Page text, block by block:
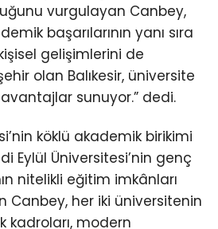
vurgulayan Canbey,
başarılarının yanı sıra
gelişimlerini de
olan Balıkesir, üniversite
sunuyor.” dedi.
köklü akademik birikimi
Eylül Üniversitesi’nin genç
nitelikli eğitim imkânları
Canbey, her iki üniversitenin
kadroları, modern